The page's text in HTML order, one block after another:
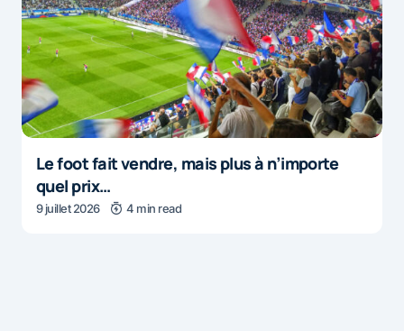
Le foot fait vendre, mais plus à n’importe
quel prix…
9 juillet 2026 4 min read